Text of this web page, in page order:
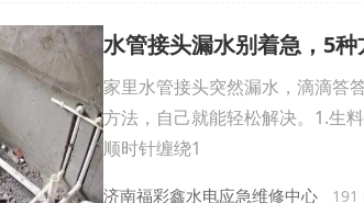
水管接头漏水别着急，5
家里水管接头突然漏水，滴滴答
方法，自己就能轻松解决。1.生
顺时针缠绕1
济南福彩鑫水电应急维修中心 191